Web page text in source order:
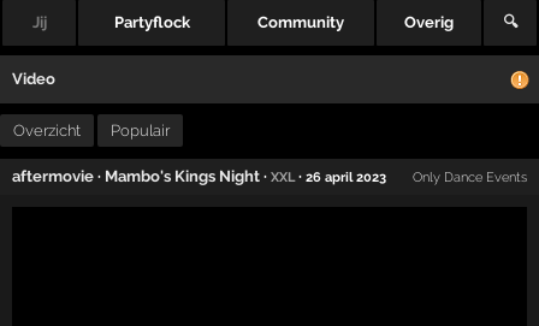
Jij Partyflock Community Overig 🔍
Video
Overzicht Populair
aftermovie · Mambo's Kings Night ·XXL·26 april 2023 Only Dance Events